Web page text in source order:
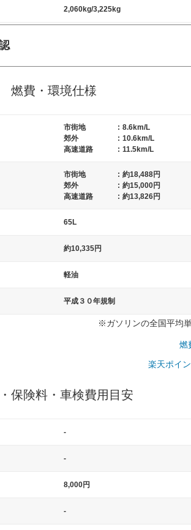
2,060kg/3,225kg
が多いようです。
な車体のサイズの目安
燃費・環境仕様
市街地 : 8.6km/L
郊外
: 10.6km/L
高速道路
: 11.5km/L
市街地 : 約18,488円
郊外
: 約15,000円
高速道路
: 約13,826円
65L
約10,335円
軽油
平成３０年規制
※ガソリンの全国平均
燃
楽天ポイ
保険料・車検費用目安
-
-
8,000円
-